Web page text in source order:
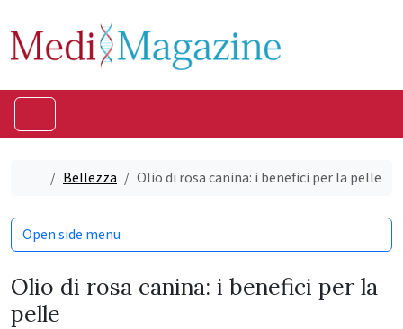
HomeBellezza Olio di rosa canina: i benefici per la pelle
Olio di rosa canina: i benefici per la
pelle
Open side menu